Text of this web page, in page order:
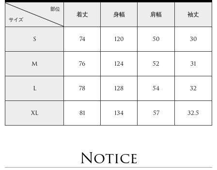
サイズ
部位
着丈 身幅 肩幅 袖丈
S 74 120 50 30
M 76 124 52 31
L 78 128 54 32
XL 81 134 57 32.5
Notice